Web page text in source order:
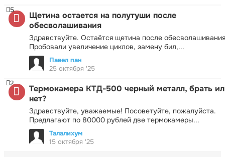
Щетина остается на полутуши после
обесволашивания
Здравствуйте. Остаётся щетина после
Пробовали увеличение циклов, замену бил,...
5
Павел пан
25 октября '25
Термокамера КТД-500 черный металл, брать
нет?
Здравствуйте, уважаемые! Посоветуйте, пожалуйста.
Предлагают по 80000 рублей две термокамеры...
2
Талалихум
15 октября '25